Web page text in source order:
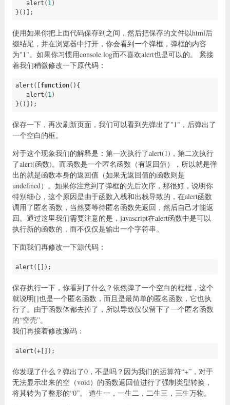
   alert(
1 )
}()];
使用如果你把上面代码保存到之间，然后把保存的文件以html后
缀结尾，并在浏览器中打开，你会看到一个弹框，弹框的内容
为"1"。如果你习惯用console.log而不喜欢alert也是可以的。 紧接
着我们稍微修改一下原代码：
alert([function() {
   alert(
1)
}()]);
保存一下，再次刷新页面，我们可以看到先弹出了"1"，后弹出了
一个空白的框。
对于这个现象我们的解释是：第一次执行了alert(1)，第二次执行
了alert(函数)。而函数是一个匿名函数（有返回值），所以就是弹
出的就是函数本身的返回值（如果无返回值的函数则是
undefined）。如果你注意到了弹框的先后次序，那很好，说明你
特别细心，这个原因是由于函数入栈和出栈导致的，在alert函数
调用了匿名函数，当然要等待匿名函数先返回，然后自己才能返
回。通过这里我们需要注意的是，javascript在alert函数中是可以
执行新的函数的，而不仅仅是输出一个字符串。
下面我们再修改一下源代码：
alert([]);
保存执行一下，你看到了什么？依然弹了一个空白的框框，这个
就说明[]也是一个匿名函数，而且是最简单的匿名函数，它也执
行了。由于函数体都去掉了，所以导致仅仅留下了一个匿名函数
的“空壳”。
我们再接着修改源码：
alert(+[]);
你发现了什么？弹出了0，不是吗？因为我们的运算符“+”，对于
无法显示出来的空（void）的函数返回值进行了强制类型转换，
将其转为了整形的“0”。 道生一，一生二，二生三，三生万物。